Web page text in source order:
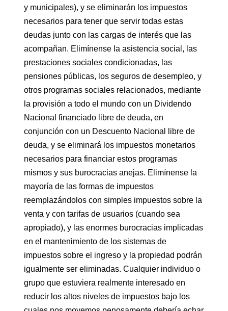
y municipales), y se eliminarán los impuestos
necesarios para tener que servir todas estas
deudas junto con las cargas de interés que las
acompañan. Elimínense la asistencia social, las
prestaciones sociales condicionadas, las
pensiones públicas, los seguros de desempleo, y
otros programas sociales relacionados, mediante
la provisión a todo el mundo con un Dividendo
Nacional financiado libre de deuda, en
conjunción con un Descuento Nacional libre de
deuda, y se eliminará los impuestos monetarios
necesarios para financiar estos programas
mismos y sus burocracias anejas. Elimínense la
mayoría de las formas de impuestos
reemplazándolos con simples impuestos sobre la
venta y con tarifas de usuarios (cuando sea
apropiado), y las enormes burocracias implicadas
en el mantenimiento de los sistemas de
impuestos sobre el ingreso y la propiedad podrán
igualmente ser eliminadas. Cualquier individuo o
grupo que estuviera realmente interesado en
reducir los altos niveles de impuestos bajo los